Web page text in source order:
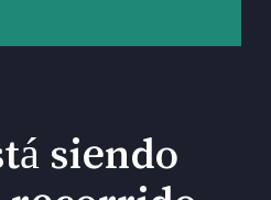
siendo